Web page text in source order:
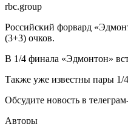
rbc.group
Российский форвард
(3+3) очков.
В 1/4 финала «Эдмонтон»
Также уже известны пары 1/
Обсудите новость в
Авторы